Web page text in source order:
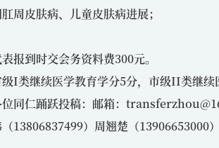
周皮肤病、儿童皮肤病进展；
报到时交会务资料费300元。
级I类继续医学教育学分5分，市级II类继续
同仁踊跃投稿：邮箱：
13806837499）周翘楚（13906653000）